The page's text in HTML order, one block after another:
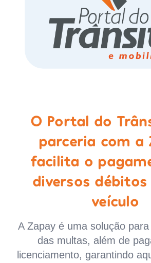
O Portal do
parceria com a
facilita o
diversos débitos
veículo
A Zapay é uma solução
das multas, além de
licenciamento, garantindo